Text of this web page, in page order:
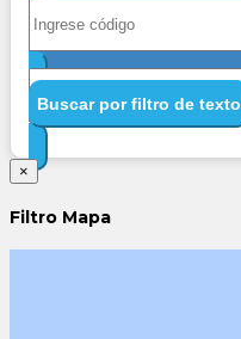
Buscar por filtro de texto
×
Filtro Mapa